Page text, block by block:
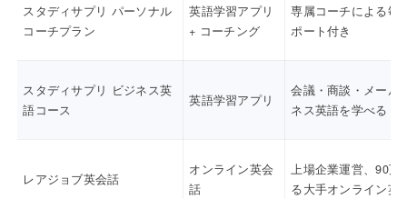
スタディサプリ パーソナル
コーチプラン
英語学習アプリ
+ コーチング
専属コーチによる毎
ポート付き
スタディサプリ ビジネス英
語コース
英語学習アプリ
会議・商談・メール
ネス英語を学べる
レアジョブ英会話
オンライン英会
話
上場企業運営、90万
る大手オンライン英